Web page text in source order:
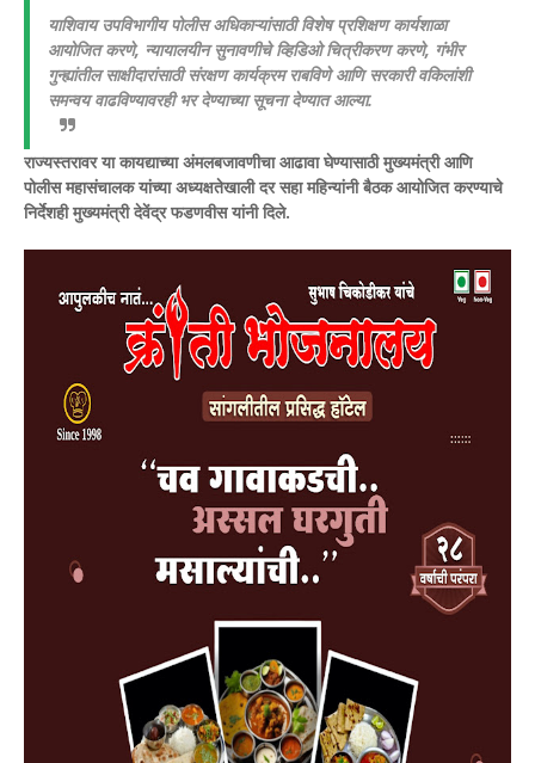
याशिवाय उपविभागीय पोलीस अधिकाऱ्यांसाठी विशेष प्रशिक्षण कार्यशाळा
आयोजित करणे, न्यायालयीन सुनावणीचे व्हिडिओ चित्रीकरण करणे, गंभीर
गुन्ह्यांतील साक्षीदारांसाठी संरक्षण कार्यक्रम राबविणे आणि सरकारी वकिलांशी
समन्वय वाढविण्यावरही भर देण्याच्या सूचना देण्यात आल्या.
राज्यस्तरावर या कायद्याच्या अंमलबजावणीचा आढावा घेण्यासाठी मुख्यमंत्री आणि
पोलीस महासंचालक यांच्या अध्यक्षतेखाली दर सहा महिन्यांनी बैठक आयोजित करण्याचे
निर्देशही मुख्यमंत्री देवेंद्र फडणवीस यांनी दिले.